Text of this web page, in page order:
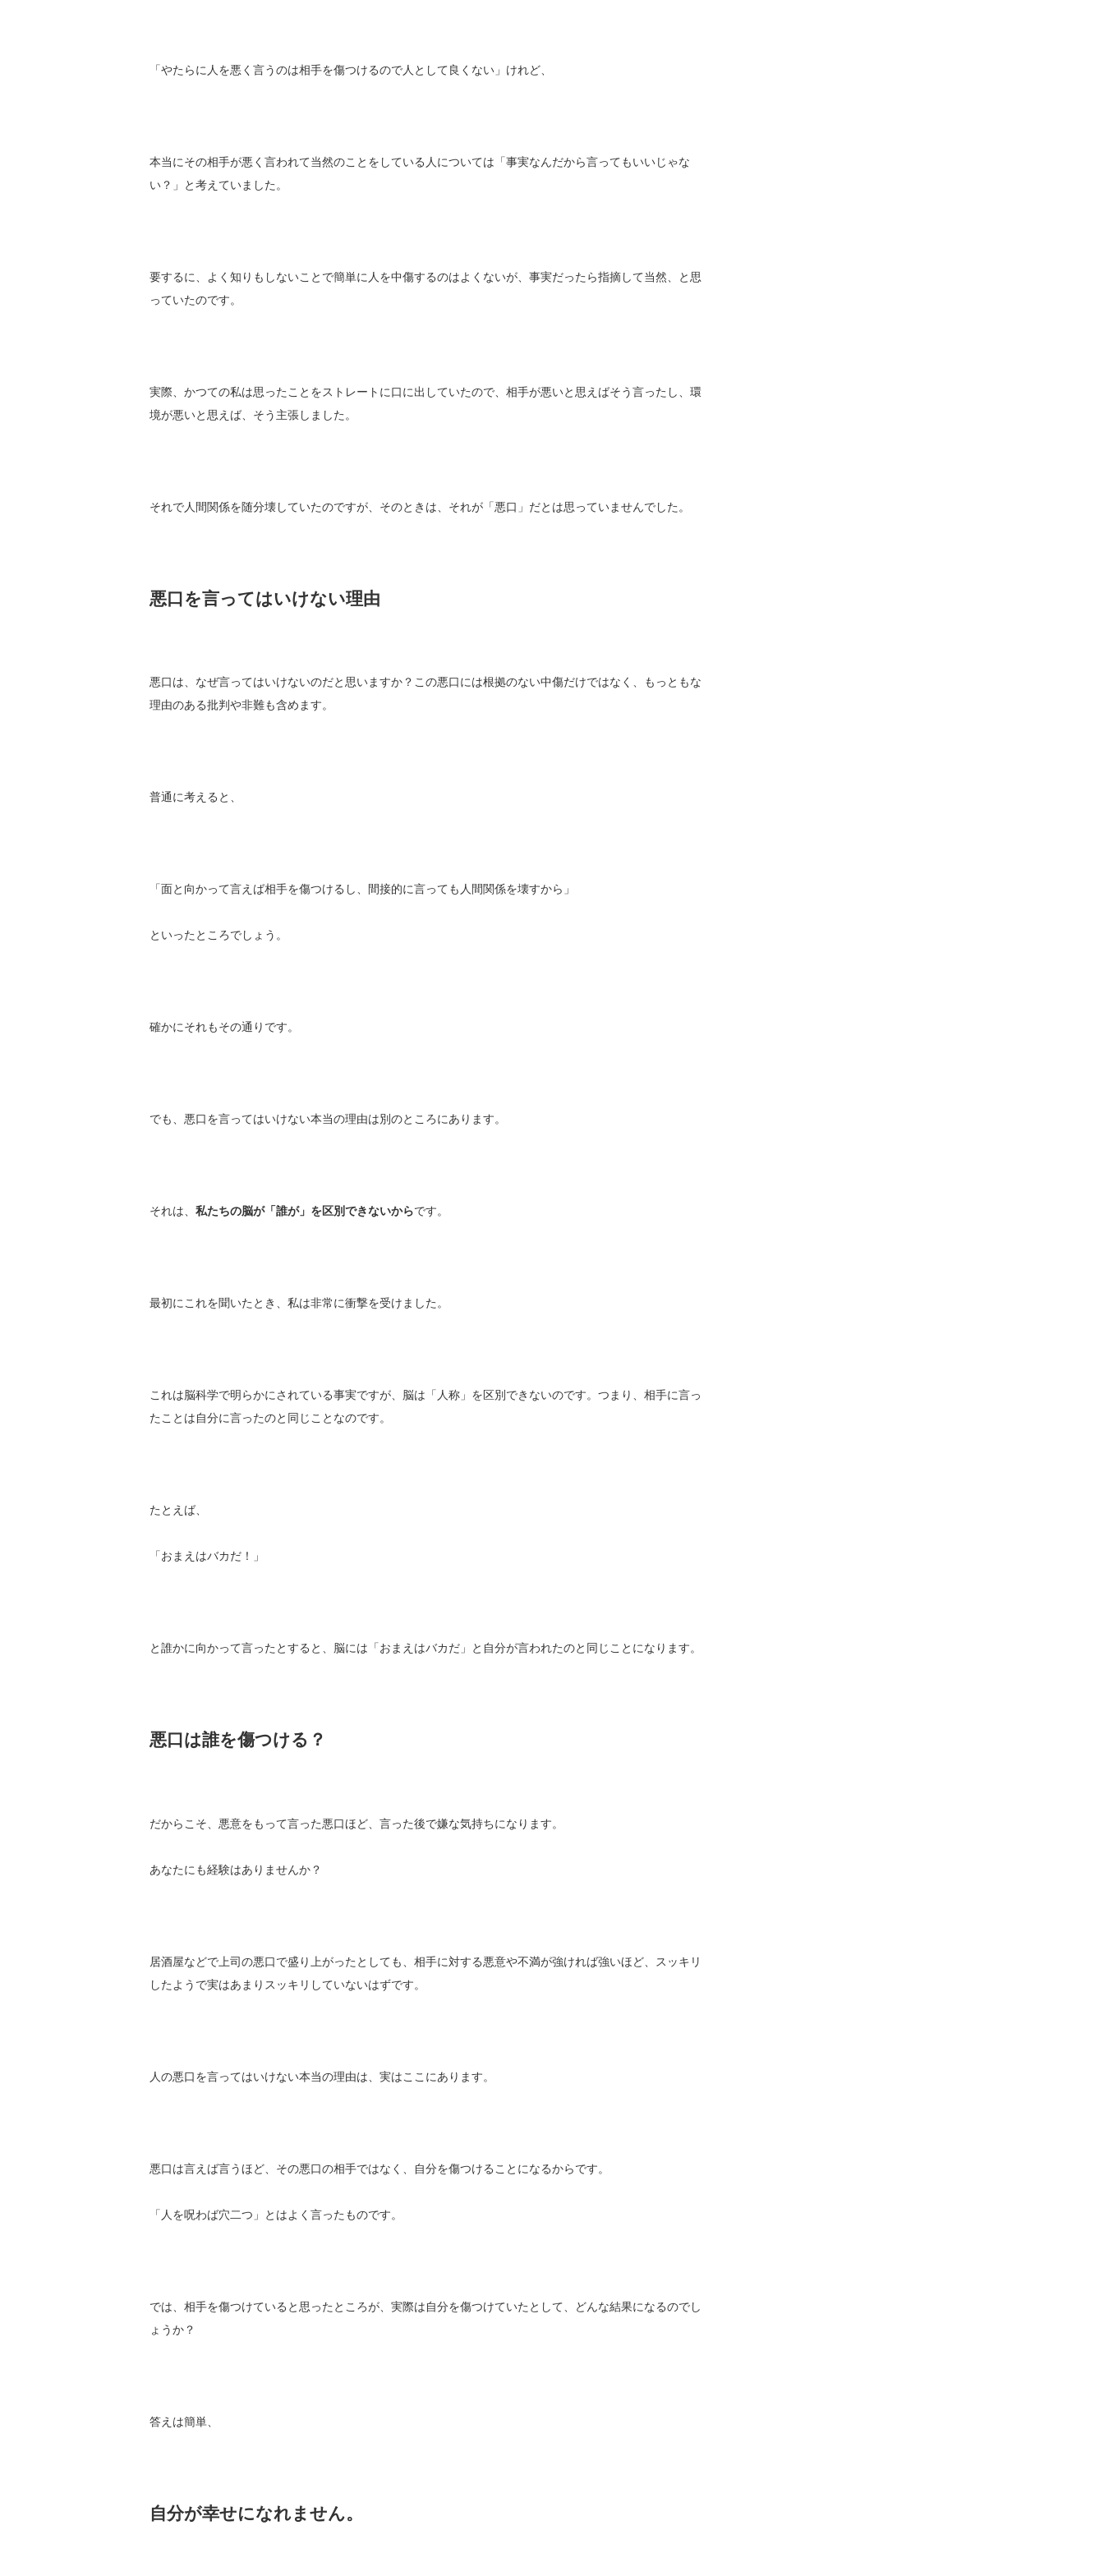
「やたらに人を悪く言うのは相手を傷つけるので人として良くない」けれど、
本当にその相手が悪く言われて当然のことをしている人については「事実なんだから言ってもいいじゃな
い？」と考えていました。
要するに、よく知りもしないことで簡単に人を中傷するのはよくないが、事実だったら指摘して当然、と思
っていたのです。
実際、かつての私は思ったことをストレートに口に出していたので、相手が悪いと思えばそう言ったし、環
境が悪いと思えば、そう主張しました。
それで人間関係を随分壊していたのですが、そのときは、それが「悪口」だとは思っていませんでした。
悪口を言ってはいけない理由
悪口は、なぜ言ってはいけないのだと思いますか？この悪口には根拠のない中傷だけではなく、もっともな
理由のある批判や非難も含めます。
普通に考えると、
「面と向かって言えば相手を傷つけるし、間接的に言っても人間関係を壊すから」
といったところでしょう。
確かにそれもその通りです。
でも、悪口を言ってはいけない本当の理由は別のところにあります。
それは、 私たちの脳が「誰が」を区別できないからです。
最初にこれを聞いたとき、私は非常に衝撃を受けました。
これは脳科学で明らかにされている事実ですが、脳は「人称」を区別できないのです。つまり、相手に言っ
たことは自分に言ったのと同じことなのです。
たとえば、
「おまえはバカだ！」
と誰かに向かって言ったとすると、脳には「おまえはバカだ」と自分が言われたのと同じことになります。
悪口は誰を傷つける？
だからこそ、悪意をもって言った悪口ほど、言った後で嫌な気持ちになります。
あなたにも経験はありませんか？
居酒屋などで上司の悪口で盛り上がったとしても、相手に対する悪意や不満が強ければ強いほど、スッキリ
したようで実はあまりスッキリしていないはずです。
人の悪口を言ってはいけない本当の理由は、実はここにあります。
悪口は言えば言うほど、その悪口の相手ではなく、自分を傷つけることになるからです。
「人を呪わば穴二つ」とはよく言ったものです。
では、相手を傷つけていると思ったところが、実際は自分を傷つけていたとして、どんな結果になるのでし
ょうか？
答えは簡単、
自分が幸せになれません。